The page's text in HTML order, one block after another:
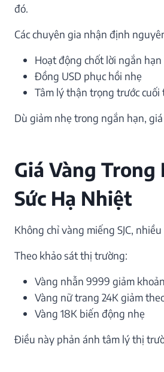
đó.
Các chuyên gia nhận định
Hoạt động chốt lời ngắn hạn
Đồng USD phục hồi nhẹ
Tâm lý thận trọng trước cuối
Dù giảm nhẹ trong ngắn hạn,
Giá Vàng
Sức Hạ Nhiệt
Không chỉ vàng miếng SJC,
Theo khảo sát thị trường:
Vàng nhẫn 9999 giảm
Vàng nữ trang 24K giảm
Vàng 18K biến động nhẹ
Điều này phản ánh tâm lý thị